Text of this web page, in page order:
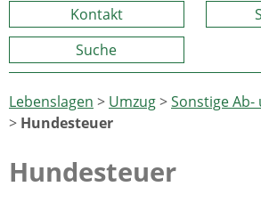
Kontakt
Suche
Lebenslagen > Umzug>Sonstige
> Hundesteuer
Hundesteuer